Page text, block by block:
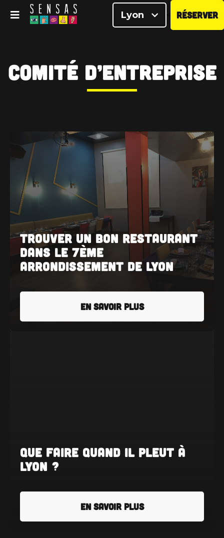
Lyon RÉSERVER
Comité d’entreprise
Trouver un bon restaurant
dans le 7ème
arrondissement de Lyon
EN SAVOIR PLUS
Que faire quand il pleut à
Lyon ?
EN SAVOIR PLUS